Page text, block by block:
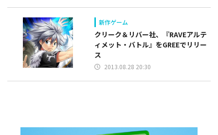
新作ゲーム
クリーク＆リバー社、『RAVEアルテ
ィメット・バトル』をGREEでリリー
ス
2013.08.28 20:30